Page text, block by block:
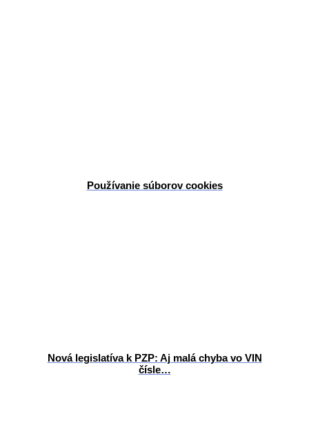
Používanie súborov cookies
Nová legislatíva k PZP: Aj malá chyba vo VIN
čísle…